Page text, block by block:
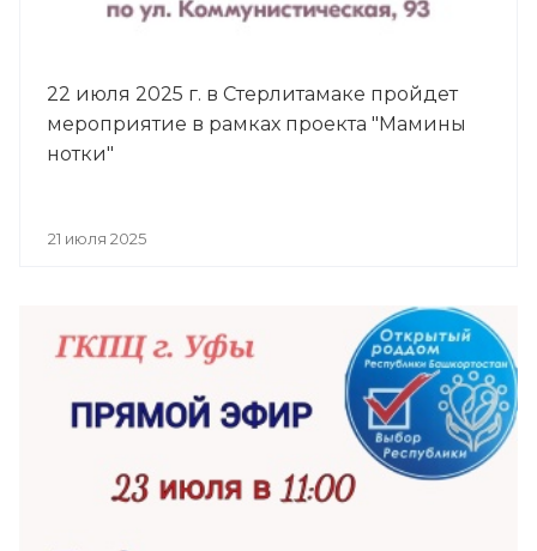
22 июля 2025 г. в Стерлитамаке пройдет
мероприятие в рамках проекта "Мамины
нотки"
21 июля 2025